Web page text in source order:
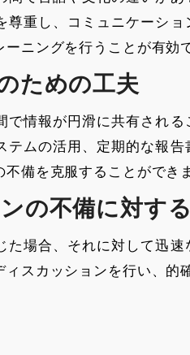
尊重し、コミュニケーシ
ニングを行うことが有効で
ための工夫
で情報が円滑に共有され
テムの活用、定期的な報
備を克服することができ
の不備に対す
た場合、それに対して迅
スカッションを行い、的